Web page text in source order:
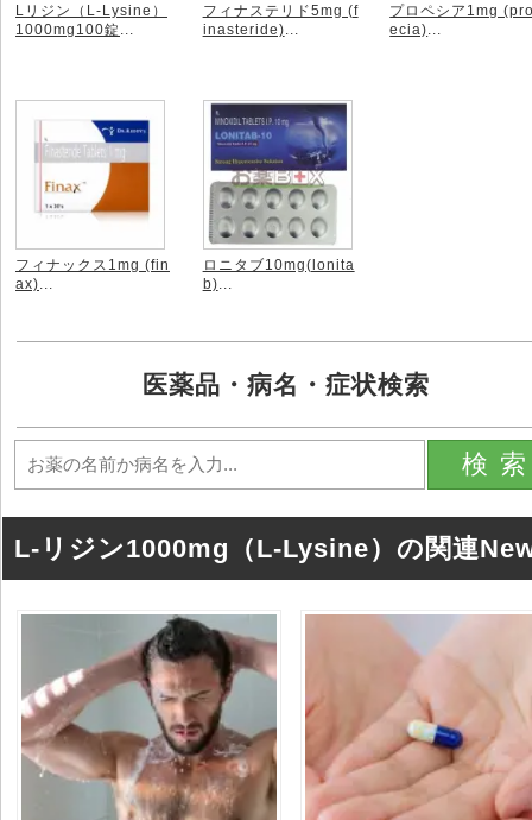
Lリジン（L-Lysine）
1000mg100錠
フィナステリド5mg (f
inasteride)
プロペシア1mg
ecia)
フィナックス1mg (fin
ax)
ロニタブ10mg(lonita
b)
医薬品・病名・症状検索
検
L-リジン1000mg（L-Lysine）の関連